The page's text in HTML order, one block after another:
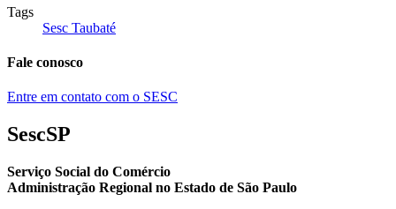
Tags
Sesc Taubaté
Fale conosco
Entre em contato com o SESC
SescSP
Serviço Social do Comércio
Administração Regional no Estado de São Paulo